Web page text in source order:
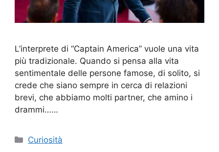
L’interprete di “Captain America” vuole una vita
più tradizionale. Quando si pensa alla vita
sentimentale delle persone famose, di solito, si
crede che siano sempre in cerca di relazioni
brevi, che abbiamo molti partner, che amino i
drammi……
Categorie
Curiosità